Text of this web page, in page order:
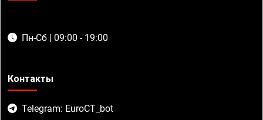
Пн-Сб | 09:00 - 19:00
Контакты
Telegram: EuroCT_bot